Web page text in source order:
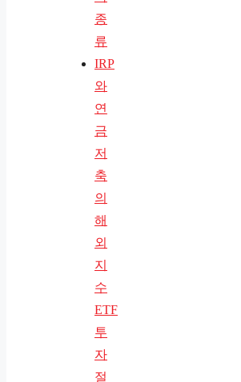
종
류
IRP
와
연
금
저
축
의
해
외
지
수
ETF
투
자
절